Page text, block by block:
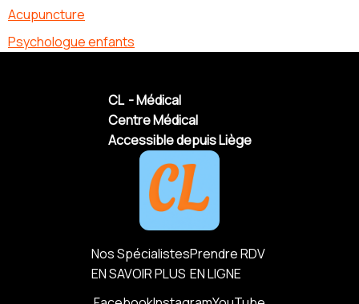
Acupuncture
Psychologue enfants
CL - Médical
Centre Médical
Accessible depuis Liège
Nos Spécialistes
EN SAVOIR PLUS
Prendre RDV
EN LIGNE